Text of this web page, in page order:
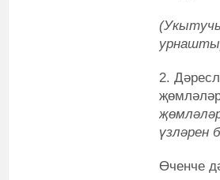
2.
үзләрен
Өченче